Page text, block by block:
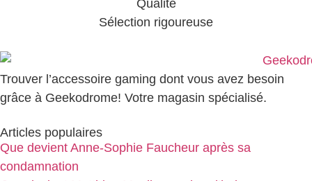
Qualité
Sélection rigoureuse
Trouver l’accessoire gaming dont vous avez besoin
grâce à Geekodrome! Votre magasin spécialisé.
Articles populaires
Que devient Anne-Sophie Faucheur après sa
condamnation